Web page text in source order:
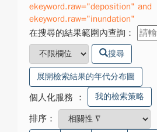
ekeyword.raw="deposition" and
ekeyword.raw="inundation"
在搜尋的結果範圍內查詢：
搜尋
展開檢索結果的年代分布圖
個人化服務 ： 我的檢索策略
排序：